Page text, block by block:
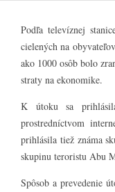
Podľa televíznej
cielených na
ako 1000 osôb bolo
straty na ekonomike.
K útoku sa
prostredníctvom
prihlásila tiež známa
skupinu teroristu Abu
Spôsob a prevedenie